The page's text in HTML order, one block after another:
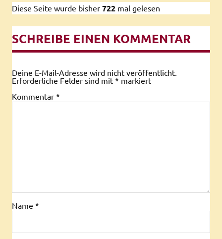
Diese Seite wurde bisher 722 mal gelesen
SCHREIBE EINEN KOMMENTAR
Deine E-Mail-Adresse wird nicht veröffentlicht.
Erforderliche Felder sind mit * markiert
Kommentar *
Name *